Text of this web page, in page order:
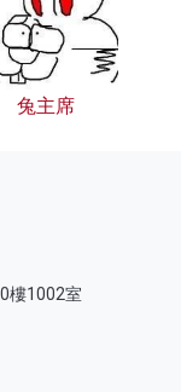
兔主席
樓1002室